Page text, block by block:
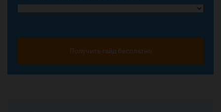
Получить гайд бесплатно